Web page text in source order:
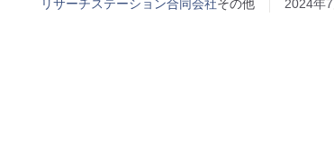
リサーチステーション合同会社その他 2024年